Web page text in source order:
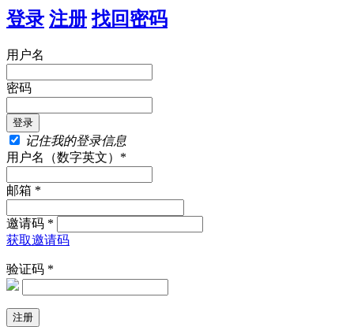
登录 注册 找回密码
用户名
密码
记住我的登录信息
用户名（数字英文）*
邮箱 *
邀请码 *
获取邀请码
验证码 *